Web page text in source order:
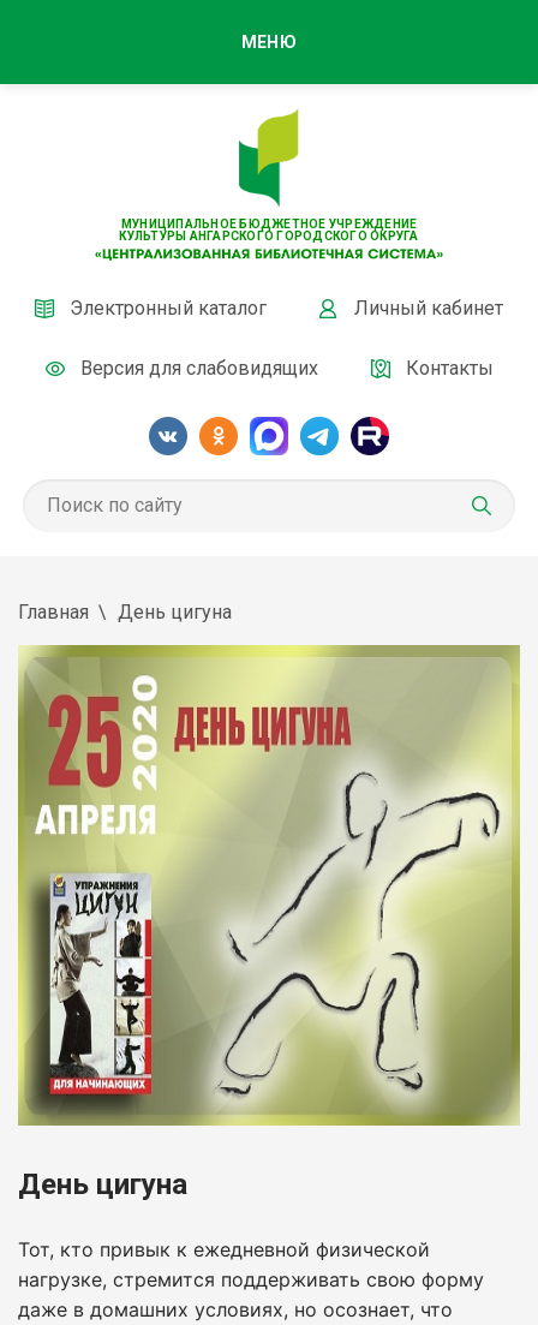
МУНИЦИПАЛЬНОЕ БЮДЖЕТНОЕ УЧРЕЖДЕНИЕ
КУЛЬТУРЫ АНГАРСКОГО ГОРОДСКОГО ОКРУГА
Электронный каталог Личный кабинет
Версия для слабовидящих Контакты
МЕНЮ
Главная День цигуна
День цигуна
Тот, кто привык к ежедневной физической
нагрузке, стремится поддерживать свою форму
даже в домашних условиях, но осознает, что